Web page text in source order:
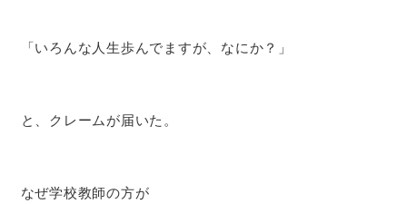
「いろんな人生歩んでますが、なにか？」
と、クレームが届いた。
なぜ学校教師の方が